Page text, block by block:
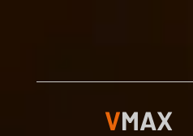
VMAX